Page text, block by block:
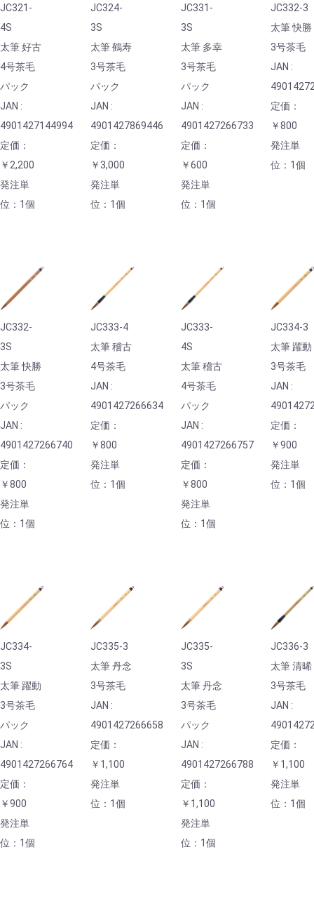
JC321-
4S
太筆 好古
4号茶毛
パック
JAN :
4901427144994
定価：
￥2,200
発注単
位：1個
JC324-
3S
太筆 鶴寿
3号茶毛
パック
JAN :
4901427869446
定価：
￥3,000
発注単
位：1個
JC331-
3S
太筆 多幸
3号茶毛
パック
JAN :
4901427266733
定価：
￥600
発注単
位：1個
JC332-3
太筆 快勝
3号茶毛
JAN :
定価：
￥800
発注単
位：1個
JC332-
3S
太筆 快勝
3号茶毛
パック
JAN :
4901427266740
定価：
￥800
発注単
位：1個
JC333-4
太筆 稽古
4号茶毛
JAN :
4901427266634
定価：
￥800
発注単
位：1個
JC333-
4S
太筆 稽古
4号茶毛
パック
JAN :
4901427266757
定価：
￥800
発注単
位：1個
JC334-3
太筆 躍動
3号茶毛
JAN :
定価：
￥900
発注単
位：1個
JC334-
3S
太筆 躍動
3号茶毛
パック
JAN :
4901427266764
定価：
￥900
発注単
位：1個
JC335-3
太筆 丹念
3号茶毛
JAN :
4901427266658
定価：
￥1,100
発注単
位：1個
JC335-
3S
太筆 丹念
3号茶毛
パック
JAN :
4901427266788
定価：
￥1,100
発注単
位：1個
JC336-3
太筆 清晞
3号茶毛
JAN :
定価：
￥1,100
発注単
位：1個